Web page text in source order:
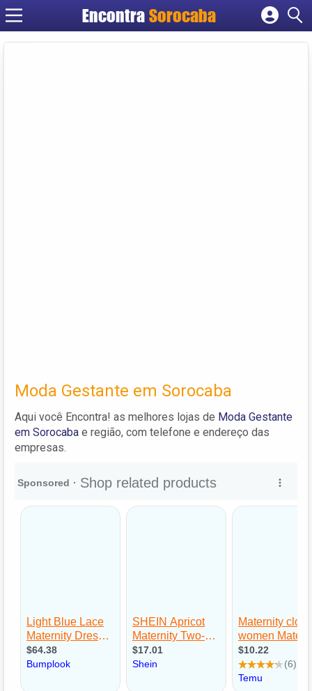
EncontraSorocaba
Cadastrar empresa
Moda Gestante em Sorocaba
Aqui você Encontra! as melhores lojas de Moda Gestante
em Sorocaba e região, com telefone e endereço das
empresas.